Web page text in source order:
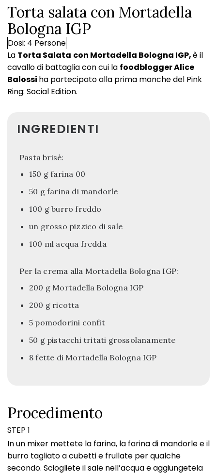
Torta salata con Mortadella
Bologna IGP
Dosi: 4 Persone
La Torta Salata con Mortadella Bologna IGP,è il
cavallo di battaglia con cui la foodblogger Alice
Balossi ha partecipato alla prima manche del Pink
Ring: Social Edition.
INGREDIENTI
Pasta brisè:
150 g farina 00
50 g farina di mandorle
100 g burro freddo
un grosso pizzico di sale
100 ml acqua fredda
Per la crema alla Mortadella Bologna IGP:
200 g Mortadella Bologna IGP
200 g ricotta
5 pomodorini confit
50 g pistacchi tritati grossolanamente
8 fette di Mortadella Bologna IGP
Procedimento
STEP 1
In un mixer mettete la farina, la farina di mandorle e il
burro tagliato a cubetti e frullate per qualche
secondo. Sciogliete il sale nell’acqua e aggiungetela